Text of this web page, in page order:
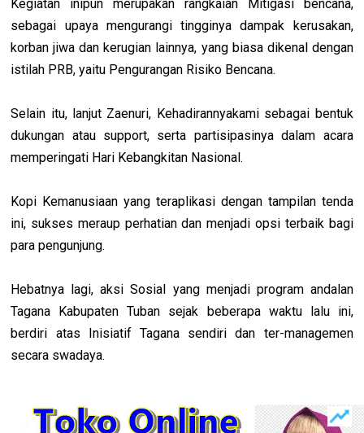
Kegiatan inipun merupakan rangkaian Mitigasi bencana,
sebagai upaya mengurangi tingginya dampak kerusakan,
korban jiwa dan kerugian lainnya, yang biasa dikenal dengan
istilah PRB, yaitu Pengurangan Risiko Bencana.
Selain itu, lanjut Zaenuri, Kehadirannyakami sebagai bentuk
dukungan atau support, serta partisipasinya dalam acara
memperingati Hari Kebangkitan Nasional.
Kopi Kemanusiaan yang teraplikasi dengan tampilan tenda
ini, sukses meraup perhatian dan menjadi opsi terbaik bagi
para pengunjung.
Hebatnya lagi, aksi Sosial yang menjadi program andalan
Tagana Kabupaten Tuban sejak beberapa waktu lalu ini,
berdiri atas Inisiatif Tagana sendiri dan ter-managemen
secara swadaya.